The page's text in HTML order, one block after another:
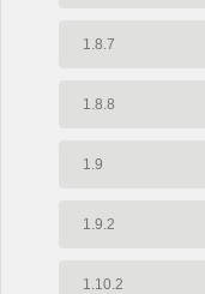
1.8.7
1.8.8
1.9
1.9.2
1.10.2